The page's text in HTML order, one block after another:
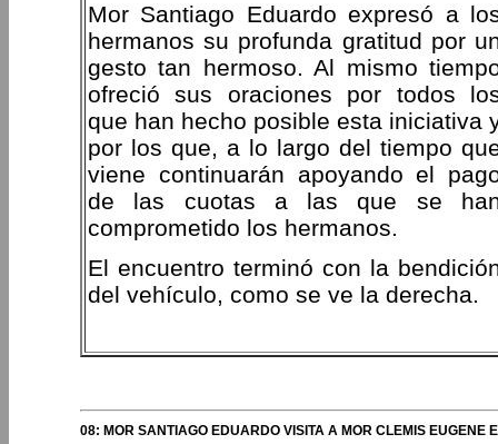
Mor Santiago Eduardo expresó a
hermanos su profunda gratitud por
gesto tan hermoso. Al mismo
ofreció sus oraciones por todos
que han hecho posible esta iniciativa
por los que, a lo largo del tiempo
viene continuarán apoyando el
de las cuotas a las que se
comprometido los hermanos.
El encuentro terminó con la
del vehículo, como se ve la derecha.
08: MOR SANTIAGO EDUARDO VISITA A MOR CLEMIS EUGENE